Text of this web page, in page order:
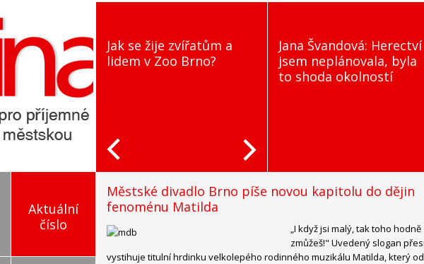
Jak se žije zvířatům a
lidem v Zoo Brno?
Jana Švandová: Herectví
jsem neplánovala, byla
to shoda okolností
Aktuální
číslo
Městské divadlo Brno píše novou kapitolu do dějin
fenoménu Matilda
„I když jsi malý, tak toho hodně
zmůžeš!" Uvedený slogan
vystihuje titulní hrdinku velkolepého rodinného muzikálu Matilda, který od